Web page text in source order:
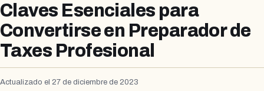
Claves Esenciales para
Convertirse en Preparador de
Taxes Profesional
Actualizado el 27 de diciembre de 2023